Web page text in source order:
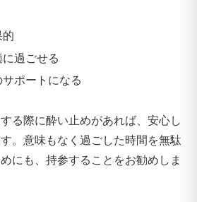
的
過ごせる
ポートになる
る際に酔い止めがあれば、安心し
。意味もなく過ごした時間を無駄
にも、持参することをお勧めしま